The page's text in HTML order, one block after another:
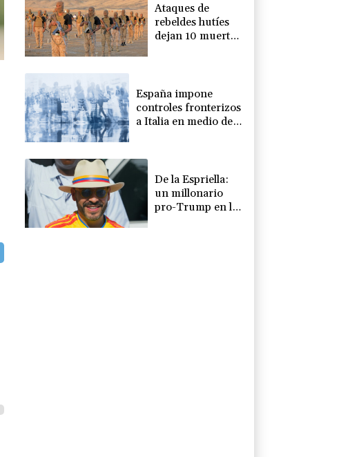
Ataques de
rebeldes hutíes
dejan 10 muertos
España impone
controles fronterizos
a Italia en medio de
De la Espriella:
un millonario
pro-Trump en la